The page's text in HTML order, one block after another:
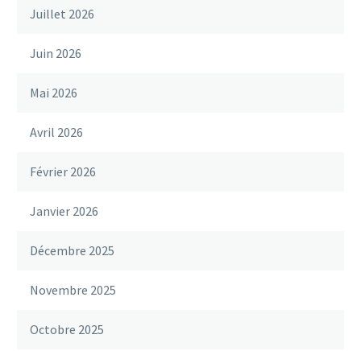
Juillet 2026
Juin 2026
Mai 2026
Avril 2026
Février 2026
Janvier 2026
Décembre 2025
Novembre 2025
Octobre 2025